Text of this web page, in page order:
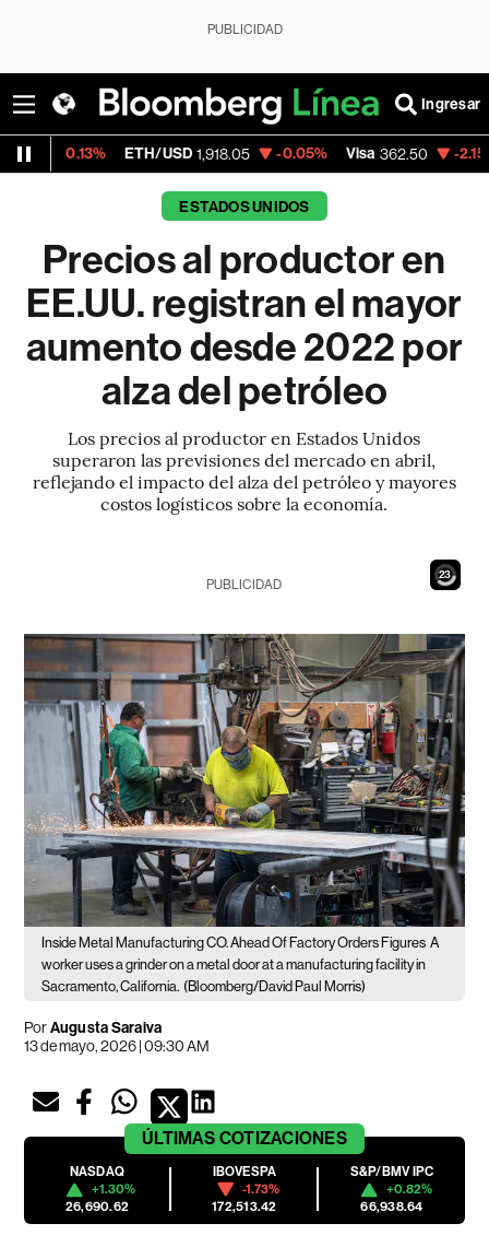
PUBLICIDAD
Ingresar
ETH/USD 1,918.05 -0.05% Visa 362.50 -2.15%
ESTADOS UNIDOS
Precios al productor en
EE.UU. registran el mayor
aumento desde 2022 por
alza del petróleo
Los precios al productor en Estados Unidos
superaron las previsiones del mercado en abril,
reflejando el impacto del alza del petróleo y mayores
costos logísticos sobre la economía.
21
PUBLICIDAD
Inside Metal Manufacturing CO. Ahead Of Factory Orders Figures A
worker uses a grinder on a metal door at a manufacturing facility in
Sacramento, California. (Bloomberg/David Paul Morris)
PorAugusta Saraiva
13 de mayo, 2026 | 09:30 AM
ÚLTIMAS COTIZACIONES
NASDAQ
+1.30%
26,690.62
IBOVESPA
-1.73%
172,513.42
S&P/BMV IPC
+0.82%
66,938.64